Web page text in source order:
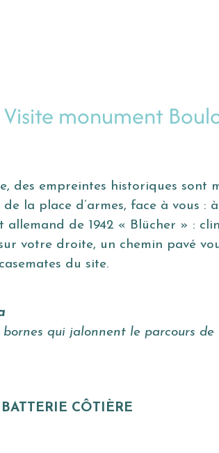
Visite monument
des empreintes historiques
la place d’armes, face à vous :
de 1942 « Blücher » :
votre droite, un chemin pavé
du site.
bornes qui jalonnent le parcours de
CÔTIÈRE